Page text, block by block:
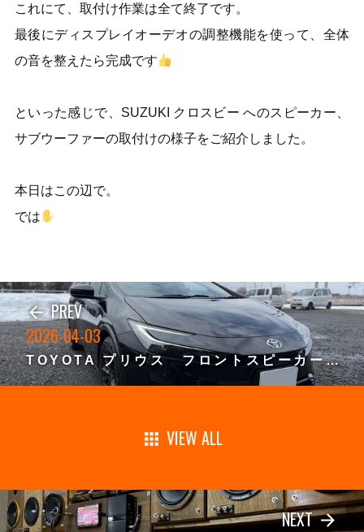
これにて、取付け作業は全て終了です。
最後にディスプレイオーデオの調整機能を使って、全体
の音を整えたら完成です
といった感じで、SUZUKI クロスビー へのスピーカー、
サブウーファーの取付けの様子をご紹介しました。
本日はこの辺で。
では
arrow_back PREV
2026-04-03
TOYOTA プリウス フロントスピーカー取付け
apps VIEW ALL
NEXT arrow_forward